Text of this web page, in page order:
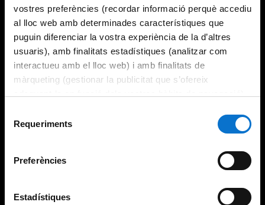
vostres preferències (recordar informació perquè accediu
al lloc web amb determinades característiques que
puguin diferenciar la vostra experiència de la d’altres
usuaris), amb finalitats estadístiques (analitzar com
interactueu amb el lloc web) i amb finalitats de
màrqueting (gestionar la publicitat que s’ofereix
consultar laPolítica de galetes del lloc web de la
Requeriments
Preferències
Estadístiques